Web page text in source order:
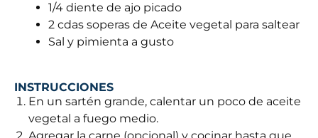
1/4 diente de ajo picado
2 cdas soperas de Aceite vegetal para saltear
Sal y pimienta a gusto
INSTRUCCIONES
En un sartén grande, calentar un poco de aceite
vegetal a fuego medio.